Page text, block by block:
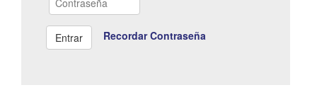
Recordar Contraseña